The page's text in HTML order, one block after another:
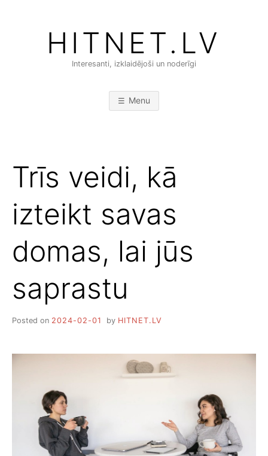
HITNET.LV
Interesanti, izklaidējoši un noderīgi
Menu
Trīs veidi, kā
izteikt savas
domas, lai jūs
saprastu
Posted on 2024-02-01 by HITNET.LV